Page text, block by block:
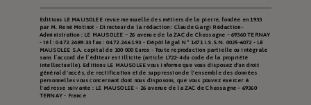
Editions LE MAUSOLEE revue mensuelle des métiers de la pierre, fondée en 1933
par M. René Motinot - Directeur de la rédaction : Claude Gargi Rédaction -
Administration : LE MAUSOLEE – 26 avenue de la ZAC de Chassagne – 69360 TERNAY
- tél : 04.72.24.89.33 fax : 04.72.24.61.93 - Dépôt légal N° 1471 I.S.S.N. 0025-6072 - LE
MAUSOLEE S.A. capital de 100 000 Euros - Toute reproduction partielle ou intégrale
sans l’accord de l’éditeur est illicite (article L722-4 du code de la propriété
intellectuelle). Editions LE MAUSOLEE vous informe que vous disposez d'un droit
général d'accès, de rectification et de suppression de l'ensemble des données
personnelles vous concernant dont nous disposons, que vous pouvez exercer à
l'adresse suivante : LE MAUSOLEE – 26 avenue de la ZAC de Chassagne – 69360
TERNAY - France